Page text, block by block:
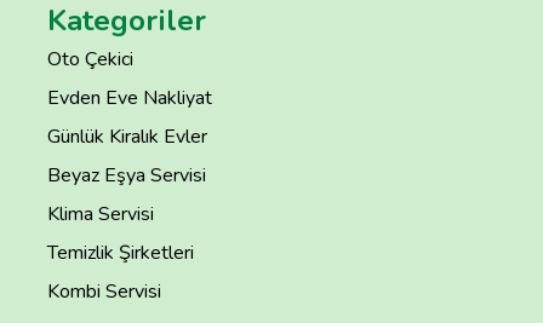
Kategoriler
Oto Çekici
Evden Eve Nakliyat
Günlük Kiralık Evler
Beyaz Eşya Servisi
Klima Servisi
Temizlik Şirketleri
Kombi Servisi